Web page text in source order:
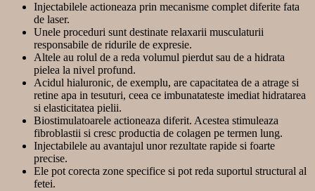
Injectabilele actioneaza prin mecanisme complet diferite fata
de laser.
Unele proceduri sunt destinate relaxarii musculaturii
responsabile de ridurile de expresie.
Altele au rolul de a reda volumul pierdut sau de a hidrata
pielea la nivel profund.
Acidul hialuronic, de exemplu, are capacitatea de a atrage si
retine apa in tesuturi, ceea ce imbunatateste imediat hidratarea
si elasticitatea pielii.
Biostimulatoarele actioneaza diferit. Acestea stimuleaza
fibroblastii si cresc productia de colagen pe termen lung.
Injectabilele au avantajul unor rezultate rapide si foarte
precise.
Ele pot corecta zone specifice si pot reda suportul structural al
fetei.